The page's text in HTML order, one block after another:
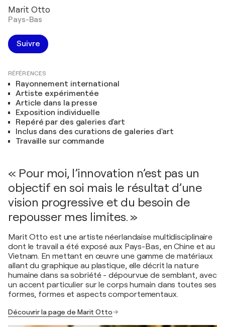
Marit Otto
Pays-Bas
Suivre
RÉFÉRENCES
Rayonnement international
Artiste expérimentée
Article dans la presse
Exposition individuelle
Repéré par des galeries d'art
Inclus dans des curations de galeries d'art
Travaille sur commande
« Pour moi, l’innovation n’est pas un
objectif en soi mais le résultat d’une
vision progressive et du besoin de
repousser mes limites. »
Marit Otto est une artiste néerlandaise multidisciplinaire
dont le travail a été exposé aux Pays-Bas, en Chine et au
Vietnam. En mettant en œuvre une gamme de matériaux
allant du graphique au plastique, elle décrit la nature
humaine dans sa sobriété - dépourvue de semblant, avec
un accent particulier sur le corps humain dans toutes ses
formes, formes et aspects comportementaux.
Découvrir la page de Marit Otto